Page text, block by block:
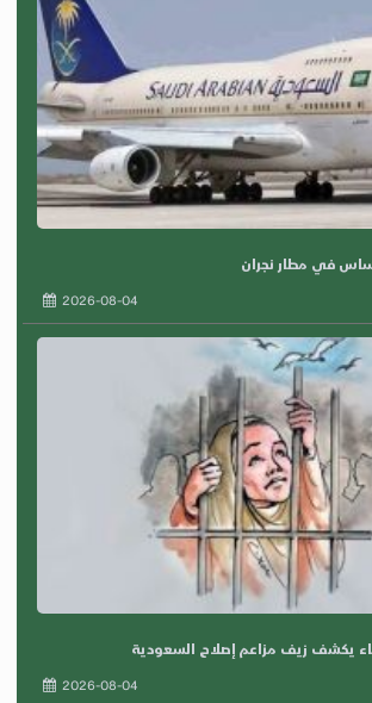
في مطار نجران
2026-08-04
يكشف زيف مزاعم إصلاح السعودية
2026-08-04